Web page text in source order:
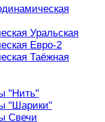
Уральская
Евро-2
Таёжная
"Нить"
"Шарики"
Свечи